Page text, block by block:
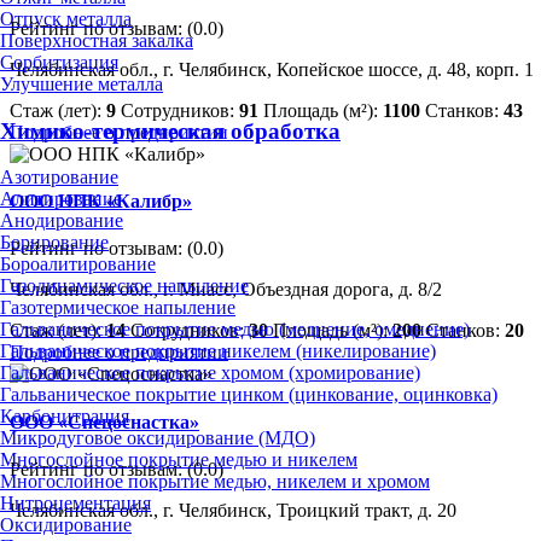
Отпуск металла
Поверхностная закалка
Сорбитизация
Улучшение металла
Химико-термическая обработка
Азотирование
Алитирование
Анодирование
Борирование
Бороалитирование
Газодинамическое напыление
Газотермическое напыление
Гальваническое покрытие медью (меднение, омеднение)
Гальваническое покрытие никелем (никелирование)
Гальваническое покрытие хромом (хромирование)
Гальваническое покрытие цинком (цинкование, оцинковка)
Карбонитрация
Микродуговое оксидирование (МДО)
Многослойное покрытие медью и никелем
Многослойное покрытие медью, никелем и хромом
Нитроцементация
Оксидирование
Рейтинг по отзывам: (0.0)
Челябинская обл., г. Челябинск, Копейское шоссе, д. 48, корп. 1
Стаж (лет): 9 Сотрудников: 91 Площадь (м²): 1100 Станков: 43
Подробнее о предприятии
ООО НПК «Калибр»
Рейтинг по отзывам: (0.0)
Челябинская обл., г. Миасс, Объездная дорога, д. 8/2
Стаж (лет):14 Сотрудников:30 Площадь (м²):200 Станков: 20
Подробнее о предприятии
ООО «Спецоснастка»
Рейтинг по отзывам:(0.0)
Челябинская обл., г. Челябинск, Троицкий тракт, д. 20